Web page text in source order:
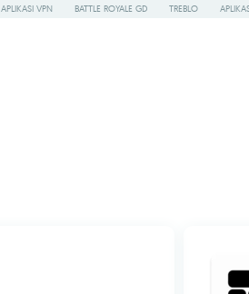
APLIKASI VPN BATTLE ROYALE GD TREBLO